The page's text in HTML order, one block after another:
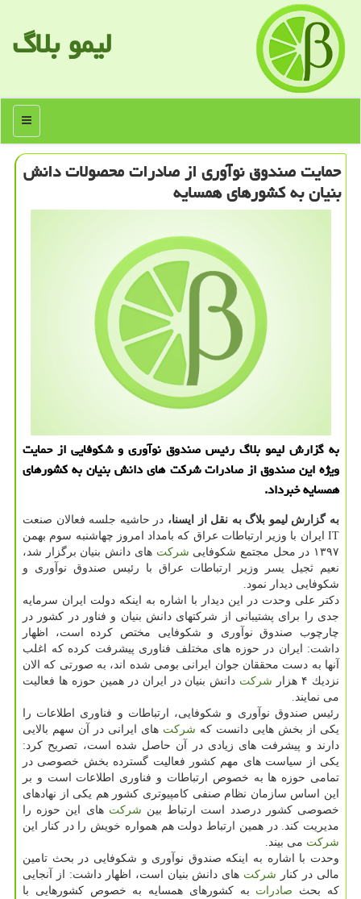
لیمو بلاگ
منو
حمایت صندوق نوآوری از صادرات محصولات دانش
بنیان به كشورهای همسایه
به گزارش لیمو بلاگ رئیس صندوق نوآوری و شكوفایی از حمایت
ویژه این صندوق از صادرات شركت های دانش بنیان به كشورهای
همسایه خبرداد.
به گزارش لیمو بلاگ به نقل از ایسنا، در حاشیه جلسه فعالان صنعت
IT ایران با وزیر ارتباطات عراق كه بامداد امروز چهاشنبه سوم بهمن
۱۳۹۷ در محل مجتمع شكوفایی
شركت های دانش بنیان برگزار شد،
نعیم ثجیل یسر وزیر ارتباطات عراق با رئیس صندوق نوآوری و
شكوفایی دیدار نمود.
دكتر علی وحدت در این دیدار با اشاره به اینكه دولت ایران سرمایه
جدی را برای پشتیبانی از شركتهای دانش بنیان و فناور در كشور در
چارچوب صندوق نوآوری و شكوفایی مختص كرده است، اظهار
داشت: ایران در حوزه های مختلف فناوری پیشرفت كرده كه اغلب
آنها به دست محققان جوان ایرانی بومی شده اند، به صورتی كه الان
نزدیك ۴ هزار
شركت دانش بنیان در ایران در همین حوزه ها فعالیت
می نمایند.
رئیس صندوق نوآوری و شكوفایی، ارتباطات و فناوری اطلاعات را
یكی از بخش هایی دانست كه شركت های ایرانی در آن سهم بالایی
دارند و پیشرفت های زیادی در آن حاصل شده است، تصریح كرد:
یكی از سیاست های مهم كشور فعالیت گسترده بخش خصوصی در
تمامی حوزه ها به خصوص ارتباطات و فناوری اطلاعات است و بر
این اساس سازمان نظام صنفی كامپیوتری كشور هم یكی از نهادهای
خصوصی كشور درصدد است ارتباط بین شركت های این حوزه را
مدیریت كند. در همین ارتباط دولت هم همواره خویش را در كنار این
شركت می بیند.
وحدت با اشاره به اینكه صندوق نوآوری و شكوفایی در بحث تامین
مالی در كنار شركت های دانش بنیان است، اظهار داشت: از آنجایی
كه بحث صادرات به كشورهای همسایه به خصوص كشورهایی با